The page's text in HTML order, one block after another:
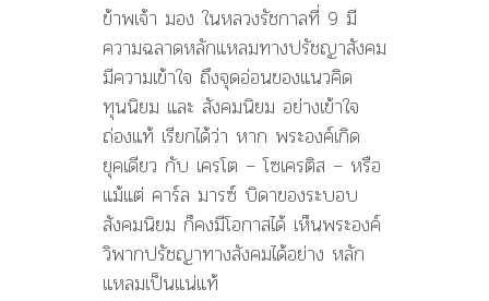
ข้าพเจ้า มอง ในหลวงรัชกาลที่ 9 มี
ความฉลาดหลักแหลมทางปรัชญาสังคม
มีความเข้าใจ ถึงจุดอ่อนของแนวคิด
ทุนนิยม และ สังคมนิยม อย่างเข้าใจ
ถ่องแท้ เรียกได้ว่า หาก พระองค์เกิด
ยุคเดียว กับ เครโต – โซเครติส – หรือ
แม้แต่ คาร์ล มารซ์ บิดาของระบอบ
สังคมนิยม ก็คงมีโอกาสได้ เห็นพระองค์
วิพากปรัชญาทางสังคมได้อย่าง หลัก
แหลมเป็นแน่แท้